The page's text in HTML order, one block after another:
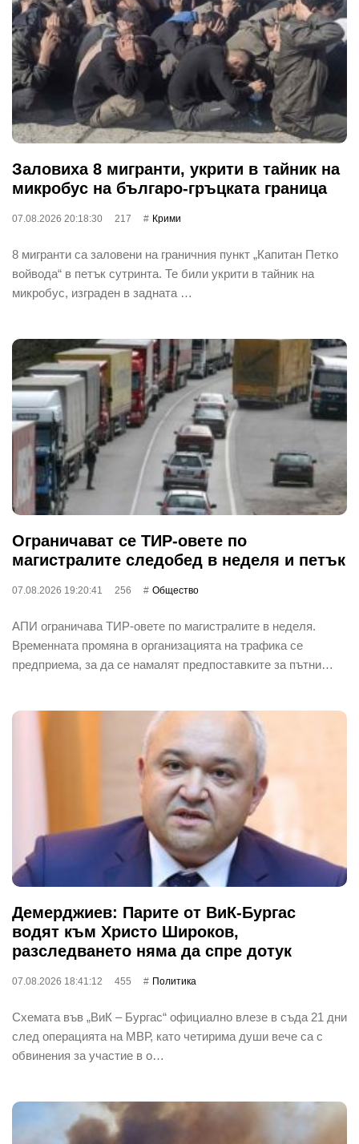
Заловиха 8 мигранти, укрити в тайник на
микробус на българо-гръцката граница
07.08.2026 20:18:30 217 Крими
8 мигранти са заловени на граничния пункт „Капитан Петко
войвода“ в петък сутринта. Те били укрити в тайник на
микробус, изграден в задната …
Ограничават се ТИР-овете по
магистралите следобед в неделя и петък
07.08.2026 19:20:41 256 Общество
АПИ ограничава ТИР-овете по магистралите в неделя.
Временната промяна в организацията на трафика се
предприема, за да се намалят предпоставките за пътни…
Демерджиев: Парите от ВиК-Бургас
водят към Христо Широков,
разследването няма да спре дотук
07.08.2026 18:41:12 455 Политика
Схемата във „ВиК – Бургас“ официално влезе в съда 21 дни
след операцията на МВР, като четирима души вече са с
обвинения за участие в о…